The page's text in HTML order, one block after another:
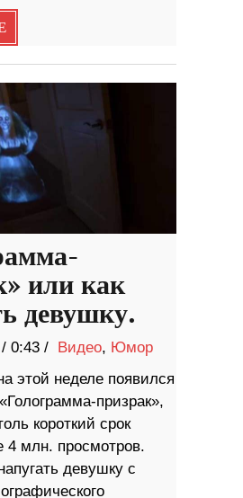
или как
девушку.
/ 0:43 / Видео, Юмор
этой неделе появился
призрак»,
короткий срок
4 млн. просмотров.
девушку с